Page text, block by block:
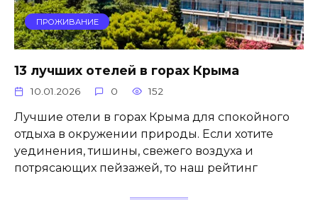
ПРОЖИВАНИЕ
13 лучших отелей в горах Крыма
10.01.2026 0 152
Лучшие отели в горах Крыма для спокойного
отдыха в окружении природы. Если хотите
уединения, тишины, свежего воздуха и
потрясающих пейзажей, то наш рейтинг